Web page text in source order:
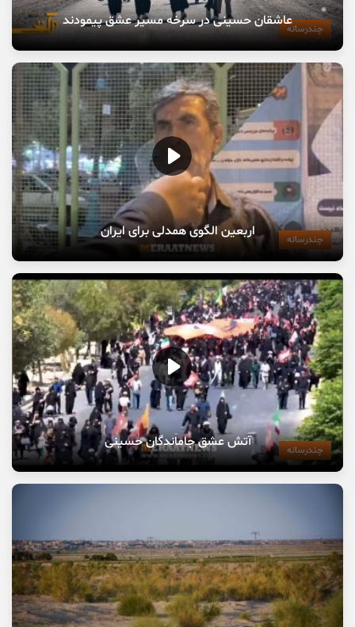
چندرسانهعاشقان حسینی در سرخه مسیر عشق پیمودند
چندرسانه اربعین الگوی همدلی برای ایران
چندرسانه آتش عشق جاماندگان حسینی